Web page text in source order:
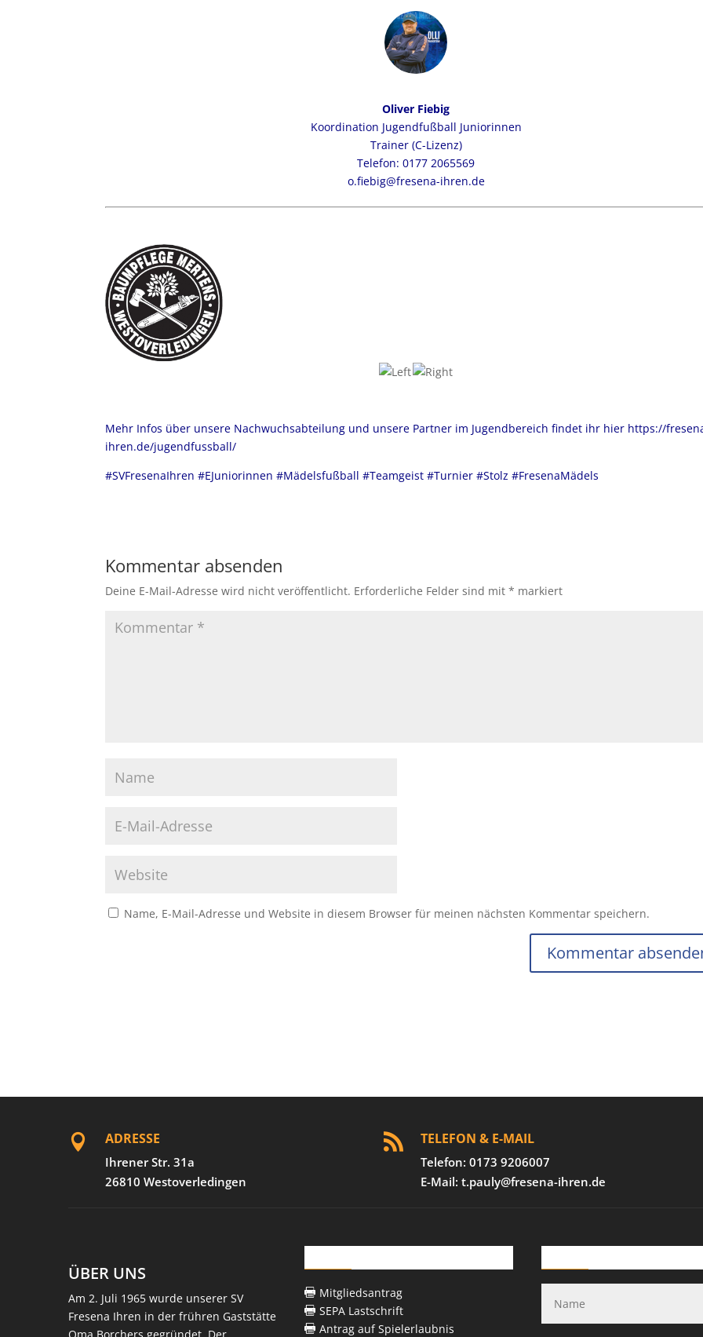
Oliver Fiebig
Koordination Jugendfußball Juniorinnen
Trainer (C-Lizenz)
Telefon:0177 2065569
o.fiebig@fresena-ihren.de
Mehr Infos über unsere Nachwuchsabteilung und unsere Partner im Jugendbereich findet ihr hier https://
ihren.de/jugendfussball/
#SVFresenaIhren #EJuniorinnen #Mädelsfußball #Teamgeist #Turnier #Stolz #FresenaMädels
Kommentar absenden
Deine E-Mail-Adresse wird nicht veröffentlicht. Erforderliche Felder sind mit* markiert
Name, E-Mail-Adresse und Website in diesem Browser für meinen nächsten Kommentar speichern.
 ADRESSE
Ihrener Str. 31a
26810 Westoverledingen
 TELEFON & E-MAIL
Telefon: 0173 9206007
E-Mail: t.pauly@fresena-ihren.de
ÜBER UNS
Am 2. Juli 1965 wurde unserer SV
Fresena Ihren in der frühren Gaststätte
 Mitgliedsantrag
 SEPA Lastschrift
 Antrag auf Spielerlaubnis